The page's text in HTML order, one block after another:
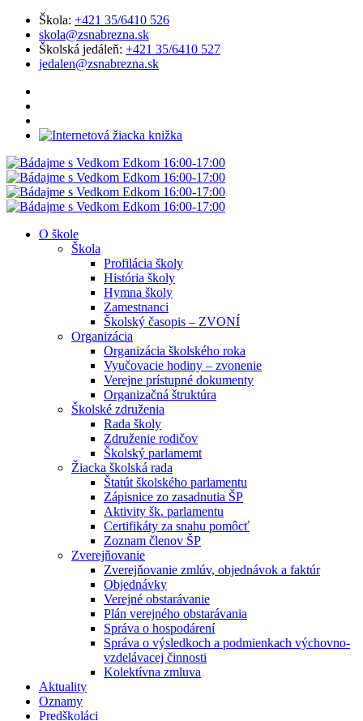
Škola: +421 35/6410 526
skola@zsnabrezna.sk
Školská jedáleň: +421 35/6410 527
jedalen@zsnabrezna.sk
O škole
Škola
Profilácia školy
História školy
Hymna školy
Zamestnanci
Školský časopis – ZVONÍ
Organizácia
Organizácia školského roka
Vyučovacie hodiny – zvonenie
Verejne prístupné dokumenty
Organizačná štruktúra
Školské združenia
Rada školy
Združenie rodičov
Školský parlamemt
Žiacka školská rada
Štatút školského parlamentu
Zápisnice zo zasadnutia ŠP
Aktivity šk. parlamentu
Certifikáty za snahu pomôcť
Zoznam členov ŠP
Zverejňovanie
Zverejňovanie zmlúv, objednávok a faktúr
Objednávky
Verejné obstarávanie
Plán verejného obstarávania
Správa o hospodárení
Správa o výsledkoch a podmienkach výchovno-
vzdelávacej činnosti
Kolektívna zmluva
Aktuality
Oznamy
Predškoláci